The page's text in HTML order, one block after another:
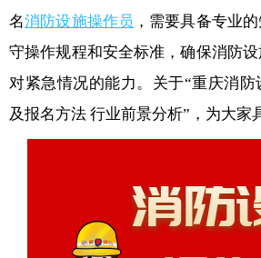
名消防设施操作员 ，需要具备专业
守操作规程和安全标准，确保消防
对紧急情况的能力。关于“重庆消防
及报名方法 行业前景分析”，为大家